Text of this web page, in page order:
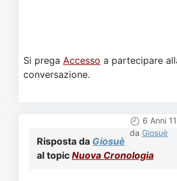
Si prega Accesso a partecipare
conversazione.
6 Anni
da Giosuè
Risposta da Giosuè
al topic Nuova Cronologia